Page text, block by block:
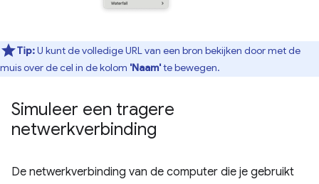
Tip:U kunt de volledige URL van een bron bekijken door met de
muis over de cel in de kolom 'Naam'te bewegen.
Simuleer een tragere
netwerkverbinding
De netwerkverbinding van de computer die je gebruikt